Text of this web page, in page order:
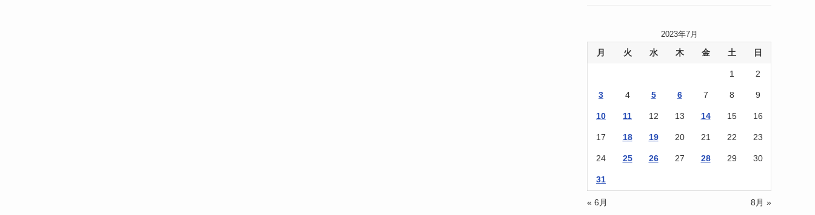
2023年7月
月 火 水 木 金 土 日
1 2
3 4 5 6 7 8 9
10 11 12 13 14 15 16
17 18 19 20 21 22 23
24 25 26 27 28 29 30
31
« 6月 8月 »